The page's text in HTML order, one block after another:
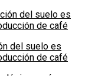
del suelo es
de café